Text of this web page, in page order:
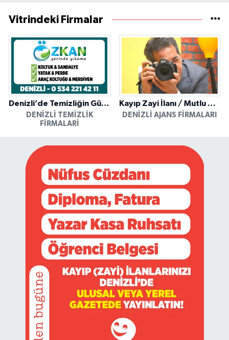
Vitrindeki Firmalar
Denizli’de Temizliğin Güvenilir Adresi: Özkan Yerinde Yıkama
DENIZLI TEMIZLIK
FIRMALARI
Kayıp Zayi İlanı / Mutlu Ajans / Denizli
DENIZLI AJANS FIRMALARI